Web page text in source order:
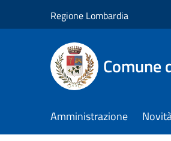
Regione Lombardia
Comune
Amministrazione